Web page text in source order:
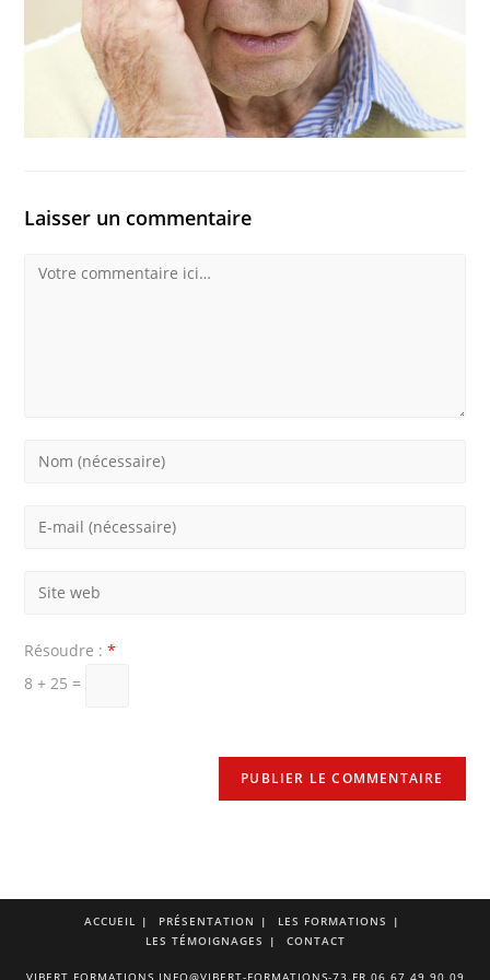
Laisser un commentaire
Résoudre :*
8 + 25 =
ACCUEIL PRÉSENTATION
LES FORMATIONS
LES TÉMOIGNAGES
CONTACT
VIBERT FORMATIONS INFO@VIBERT-FORMATIONS-73.FR 06 67 49 90 09